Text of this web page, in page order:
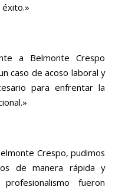
a Belmonte Crespo
caso de acoso laboral y
para enfrentar la
Crespo, pudimos
de manera rápida y
fueron